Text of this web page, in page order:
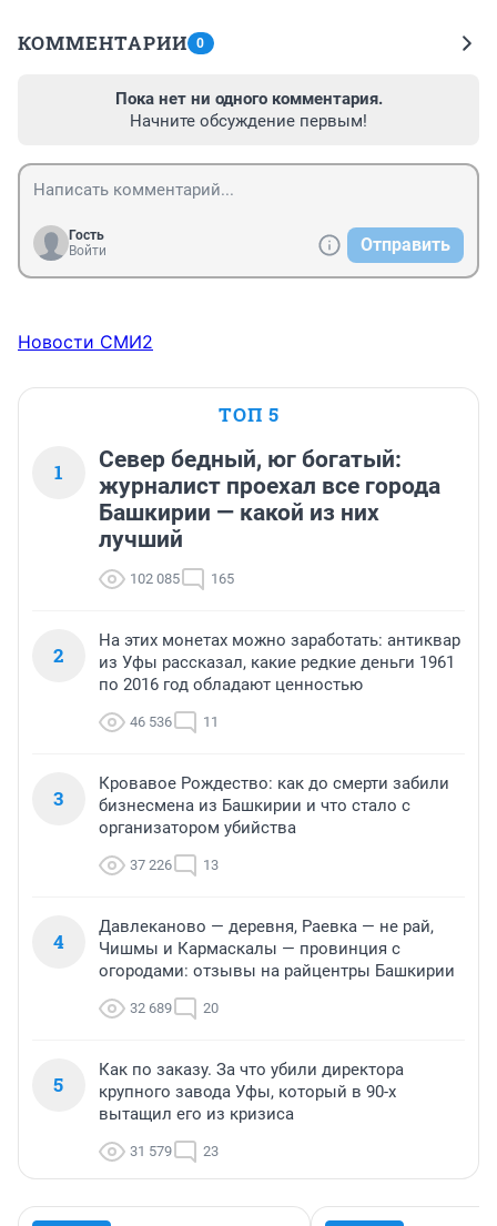
КОММЕНТАРИИ 0
Пока нет ни одного комментария.
Начните обсуждение первым!
Гость
Войти
Отправить
Новости СМИ2
ТОП 5
1
Север бедный, юг богатый:
журналист проехал все города
Башкирии — какой из них
лучший
102 085 165
2
На этих монетах можно заработать: антиквар
из Уфы рассказал, какие редкие деньги 1961
по 2016 год обладают ценностью
46 536 11
3
Кровавое Рождество: как до смерти забили
бизнесмена из Башкирии и что стало с
организатором убийства
37 226 13
4
Давлеканово — деревня, Раевка — не рай,
Чишмы и Кармаскалы — провинция с
огородами: отзывы на райцентры Башкирии
32 689 20
5
Как по заказу. За что убили директора
крупного завода Уфы, который в 90-х
вытащил его из кризиса
31 579 23